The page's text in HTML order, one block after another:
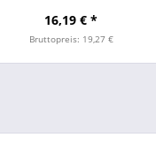
16,19 € *
Bruttopreis: 19,27 €